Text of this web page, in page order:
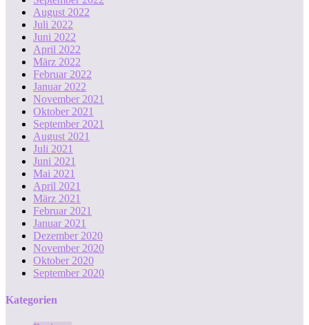
August 2022
Juli 2022
Juni 2022
April 2022
März 2022
Februar 2022
Januar 2022
November 2021
Oktober 2021
September 2021
August 2021
Juli 2021
Juni 2021
Mai 2021
April 2021
März 2021
Februar 2021
Januar 2021
Dezember 2020
November 2020
Oktober 2020
September 2020
Kategorien